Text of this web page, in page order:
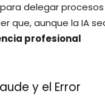
delegar
que, aunque la IA
profesional
y el Error